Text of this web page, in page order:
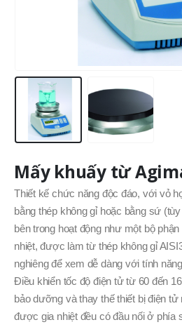
Mấy khuấy từ
Thiết kế chức năng độc đáo, với vỏ
bằng thép không gỉ hoặc bằng sứ
bên trong hoạt động như một bộ
nhiệt, được làm từ thép không gỉ
nghiêng để xem dễ dàng với tính
Điều khiển tốc độ điện tử từ 60 đến
bảo dưỡng và thay thế thiết bị điện
được gia nhiệt đều có đầu nối ở phía